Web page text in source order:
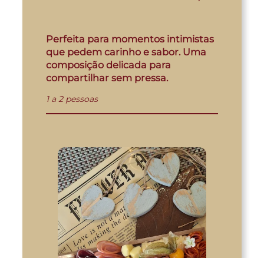
Perfeita para momentos intimistas
que pedem carinho e sabor. Uma
composição delicada para
compartilhar sem pressa.
1 a 2 pessoas